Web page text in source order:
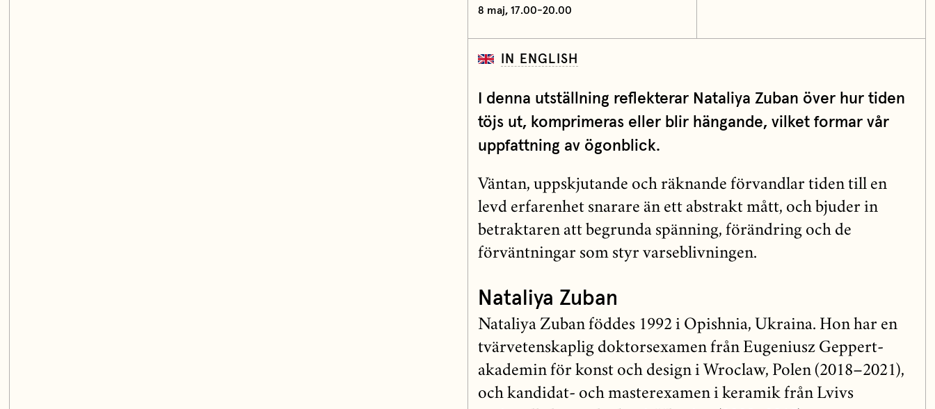
8 maj, 17.00-20.00
IN ENGLISH
I denna utställning reflekterar Nataliya Zuban över hur tiden
töjs ut, komprimeras eller blir hängande, vilket formar vår
uppfattning av ögonblick.
Väntan, uppskjutande och räknande förvandlar tiden till en
levd erfarenhet snarare än ett abstrakt mått, och bjuder in
betraktaren att begrunda spänning, förändring och de
förväntningar som styr varseblivningen.
Nataliya Zuban
Nataliya Zuban föddes 1992 i Opishnia, Ukraina. Hon har en
tvärvetenskaplig doktorsexamen från Eugeniusz Geppert-
akademin för konst och design i Wroclaw, Polen (2018–2021),
och kandidat- och masterexamen i keramik från Lvivs